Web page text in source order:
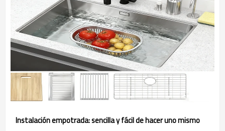
Instalación empotrada: sencilla y fácil de hacer uno mismo